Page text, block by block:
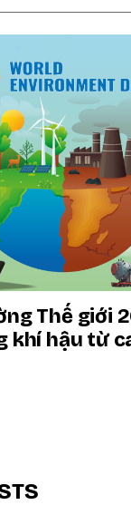
Thế giới
khí hậu từ